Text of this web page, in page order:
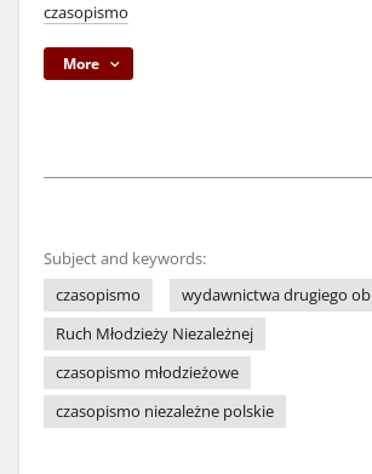
czasopismo
More
Subject and keywords:
czasopismo
wydawnictwa drugiego
Ruch Młodzieży Niezależnej
czasopismo młodzieżowe
czasopismo niezależne polskie